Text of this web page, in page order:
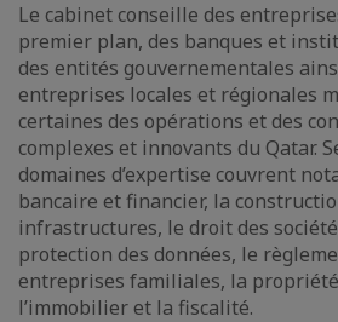
Le cabinet conseille des
premier plan, des banques et
des entités gouvernementales
entreprises locales et régionales
certaines des opérations et des
complexes et innovants du Qatar.
domaines d’expertise couvrent
bancaire et financier, la
infrastructures, le droit des
protection des données, le
entreprises familiales, la
l’immobilier et la fiscalité.